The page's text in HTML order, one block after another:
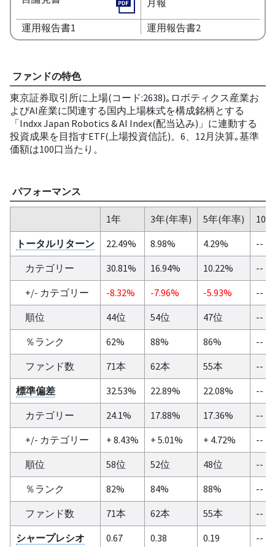
運用報告書1 運用報告書2
ファンドの特色
東京証券取引所に上場(コード:2638)｡ロボティクス産業お
よびAI産業に関連する国内上場株式を構成銘柄とする
「Indxx Japan Robotics & AI Index(配当込み)」に連動する
投資成果を目指すETF(上場投資信託)。6、12月決算｡基準
価額は100口当たり。
パフォーマンス
1年 3年(年率) 5年(年率)
10
トータルリターン
22.49% 8.98% 4.29%
--
カテゴリー
30.81% 16.94% 10.22%
--
+/- カテゴリー
-8.32% -7.96% -5.93%
--
順位
44位 54位 47位
--
％ランク
62% 88% 86%
--
ファンド数
71本 62本 55本
--
標準偏差
32.53% 22.89% 22.08%
--
カテゴリー
24.1% 17.88% 17.36%
--
+/- カテゴリー
+ 8.43% + 5.01% + 4.72%
--
順位
58位 52位 48位
--
％ランク
82% 84% 88%
--
ファンド数
71本 62本 55本
--
シャープレシオ
0.67 0.38 0.19
--